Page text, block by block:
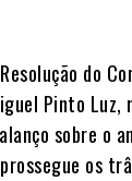
do
Pinto Luz,
sobre o
os